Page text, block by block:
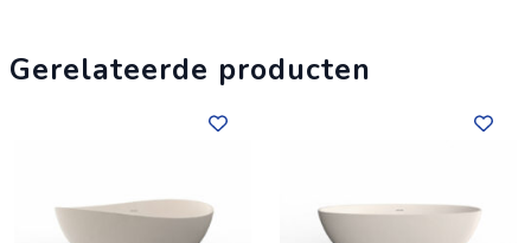
Gerelateerde producten